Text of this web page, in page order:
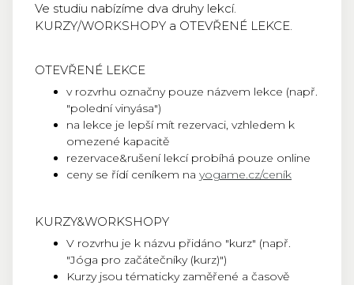
Ve studiu nabízíme dva druhy lekcí.
KURZY/WORKSHOPY a OTEVŘENÉ LEKCE.
OTEVŘENÉ LEKCE
v rozvrhu označny pouze názvem lekce (např.
"polední vinyása")
na lekce je lepší mít rezervaci, vzhledem k
omezené kapacitě
rezervace&rušení lekcí probíhá pouze online
ceny se řídí ceníkem na yogame.cz/ceník
KURZY&WORKSHOPY
V rozvrhu je k názvu přidáno "kurz" (např.
"Jóga pro začátečníky (kurz)")
Kurzy jsou tématicky zaměřené a časově